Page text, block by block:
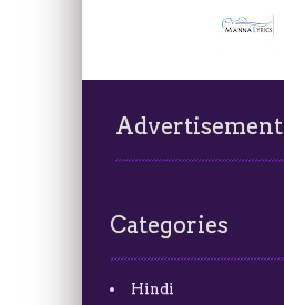
Advertisement
Categories
Hindi